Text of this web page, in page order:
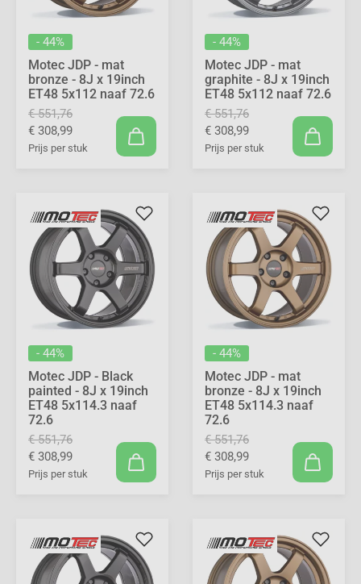
- 44%
Motec JDP - mat
bronze - 8J x 19inch
ET48 5x112 naaf 72.6
€ 551,76
€ 308,99
Prijs per stuk
- 44%
Motec JDP - mat
graphite - 8J x 19inch
ET48 5x112 naaf 72.6
€ 551,76
€ 308,99
Prijs per stuk
- 44%
Motec JDP - Black
painted - 8J x 19inch
ET48 5x114.3 naaf
72.6
€ 551,76
€ 308,99
Prijs per stuk
- 44%
Motec JDP - mat
bronze - 8J x 19inch
ET48 5x114.3 naaf
72.6
€ 551,76
€ 308,99
Prijs per stuk